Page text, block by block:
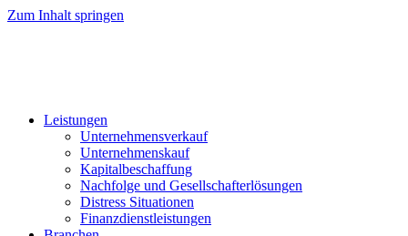
Zum Inhalt springen
Leistungen
Unternehmensverkauf
Unternehmenskauf
Kapitalbeschaffung
Nachfolge und Gesellschafterlösungen
Distress Situationen
Finanzdienstleistungen